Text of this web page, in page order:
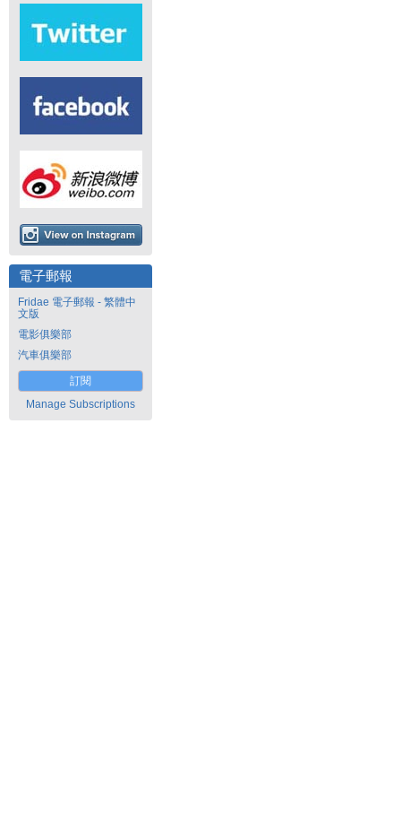
電子郵報
Fridae 電子郵報 - 繁體中
文版
電影俱樂部
汽車俱樂部
訂閱
Manage Subscriptions